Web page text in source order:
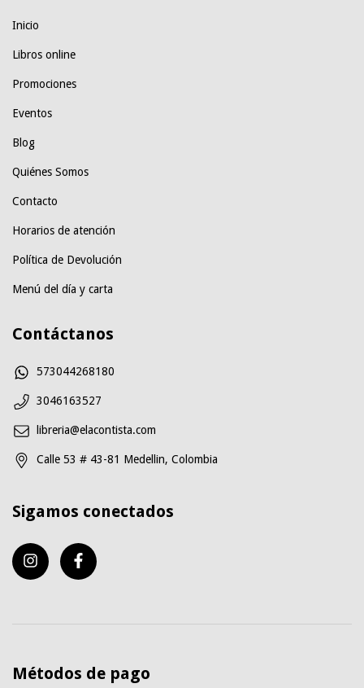
Inicio
Libros online
Promociones
Eventos
Blog
Quiénes Somos
Contacto
Horarios de atención
Política de Devolución
Menú del día y carta
Contáctanos
573044268180
3046163527
libreria@elacontista.com
Calle 53 # 43-81 Medellin, Colombia
Sigamos conectados
Métodos de pago